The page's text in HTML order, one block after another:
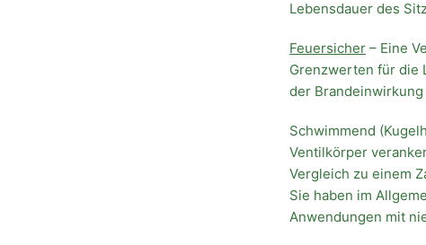
Lebensdauer des
Feuersicher – Eine
Grenzwerten für die
der
Schwimmend
Ventilkörper
Vergleich zu einem
Sie haben im
Anwendungen mit